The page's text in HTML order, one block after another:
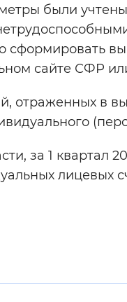
были
сформировать
сайте СФР или
отраженных в
за 1 квартал
лицевых